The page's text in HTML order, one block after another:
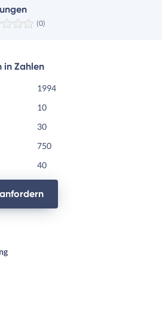
(0)
in Zahlen
1994
10
30
750
40